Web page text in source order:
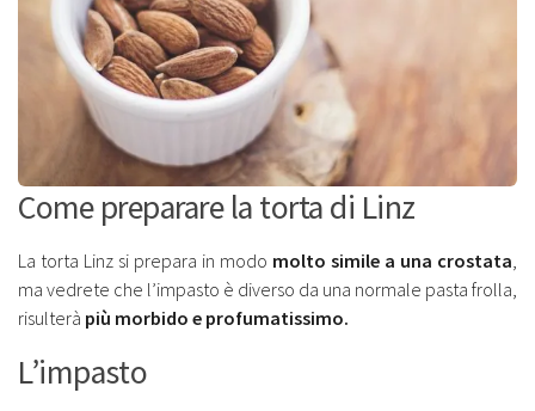
Come preparare la torta di Linz
La torta Linz si prepara in modo molto simile a una crostata,
ma vedrete che l’impasto è diverso da una normale pasta frolla,
risulterà più morbido e profumatissimo.
L’impasto